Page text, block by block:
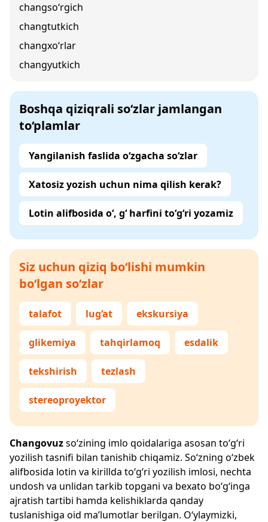
changso‘rgich
changtutkich
changxo‘rlar
changyutkich
Boshqa qiziqrali so‘zlar jamlangan
to‘plamlar
Yangilanish faslida o‘zgacha so‘zlar
Xatosiz yozish uchun nima qilish kerak?
Lotin alifbosida o‘, g‘ harfini to‘g‘ri yozamiz
Siz uchun qiziq bo‘lishi mumkin
bo‘lgan so‘zlar
talafot lug‘at ekskursiya
glikemiya tahqirlamoq esdalik
tekshirish tezlash
stereoproyektor
Changovuzso‘zining imlo qoidalariga asosan to‘g‘ri
yozilish tasnifi bilan tanishib chiqamiz. So‘zning o‘zbek
alifbosida lotin va kirillda to‘g‘ri yozilish imlosi, nechta
undosh va unlidan tarkib topgani va bexato bo‘g‘inga
ajratish tartibi hamda kelishiklarda qanday
tuslanishiga oid ma’lumotlar berilgan. O‘ylaymizki,